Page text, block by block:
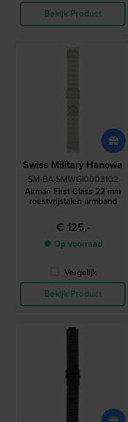
Bekijk Product
Swiss Military Hanowa
SM-BA-SMWGI0003102
Airman First Class 22 mm
roestvrijstalen armband
€ 125,-
● Op voorraad
Vergelijk
Bekijk Product